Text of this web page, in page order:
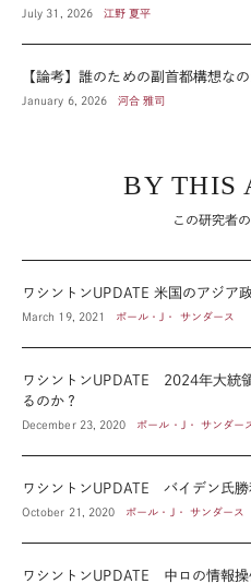
July 31, 2026 江野 夏平
【論考】誰のための副首都構想な
January 6, 2026 河合 雅司
BY THIS
この研究者
ワシントンUPDATE
March 19, 2021 ポール・J・ サンダース
ワシントンUPDATE 2024年大統
るのか？
December 23, 2020 ポール・J・ サンダー
ワシントンUPDATE バイデン氏
October 21, 2020 ポール・J・ サンダース
ワシントンUPDATE 中ロの情報